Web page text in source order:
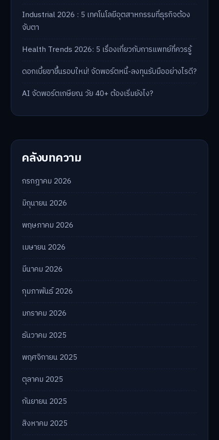
Industrial 2026 : 5 เทคโนโลยีอุตสาหกรรมที่ธุรกิจต้อง
จับตา
Health Trends 2026: 5 เรื่องเกี่ยวกับการแพทย์ที่ควรรู้
ดอกเบี้ยขาขึ้นรอบใหม่! จัดพอร์ตหนี้-ลงทุนรับมืออย่างไรดี?
AI จัดพอร์ตเกษียณ วัย 40+ ต้องเริ่มยังไง?
คลังบทความ
กรกฎาคม 2026
มิถุนายน 2026
พฤษภาคม 2026
เมษายน 2026
มีนาคม 2026
กุมภาพันธ์ 2026
มกราคม 2026
ธันวาคม 2025
พฤศจิกายน 2025
ตุลาคม 2025
กันยายน 2025
สิงหาคม 2025